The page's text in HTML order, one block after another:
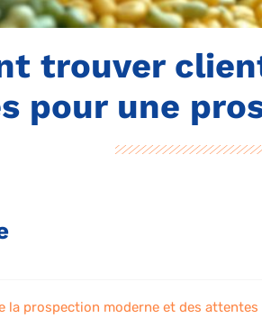
trouver
pour une
la prospection moderne et des